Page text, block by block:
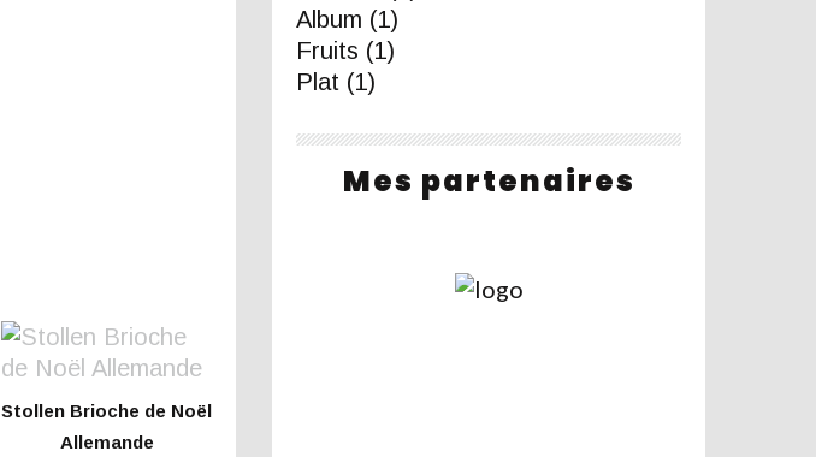
Stollen Brioche de Noël
Allemande
Album (1)
Fruits (1)
Plat (1)
Mes partenaires